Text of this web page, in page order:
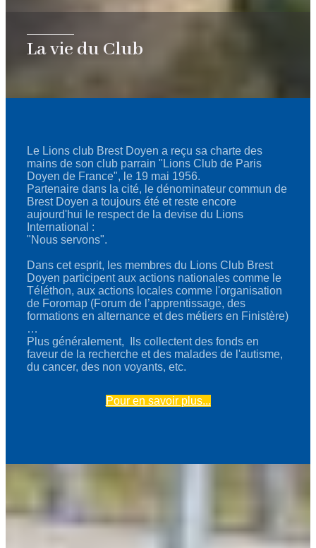
La vie du Club
Le Lions club Brest Doyen a reçu sa charte des
mains de son club parrain "Lions Club de Paris
Doyen de France", le 19 mai 1956.
Partenaire dans la cité, le dénominateur commun de
Brest Doyen a toujours été et reste encore
aujourd'hui le respect de la devise du Lions
International :
"Nous servons".
Dans cet esprit, les membres du Lions Club Brest
Doyen participent aux actions nationales comme le
Téléthon, aux actions locales comme l'organisation
de Foromap (Forum de l’apprentissage, des
formations en alternance et des métiers en Finistère)
…
Plus généralement, Ils collectent des fonds en
faveur de la recherche et des malades de l'autisme,
du cancer, des non voyants, etc.
Pour en savoir plus...